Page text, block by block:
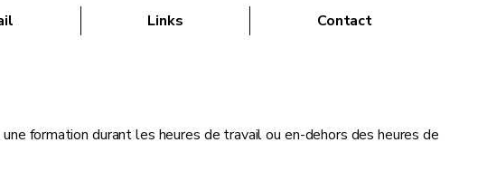
Links Contact
formation durant les heures de travail ou en-dehors des heures de